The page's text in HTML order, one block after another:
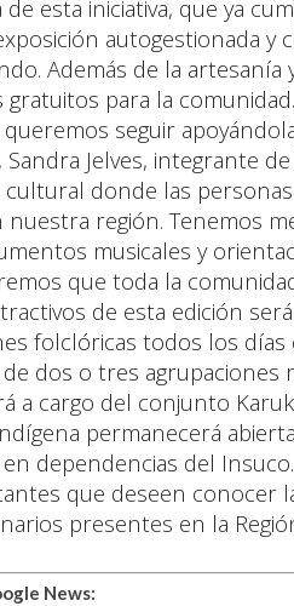
esta iniciativa, que ya
autogestionada
Además de la
gratuitos para la
seguir
Jelves, integrante
donde las
nuestra región. Tenemos
musicales y
que toda la
de esta edición
folclóricas todos los
dos o tres agrupaciones
a cargo del conjunto
permanecerá
dependencias del
que deseen conocer
presentes en la
News: